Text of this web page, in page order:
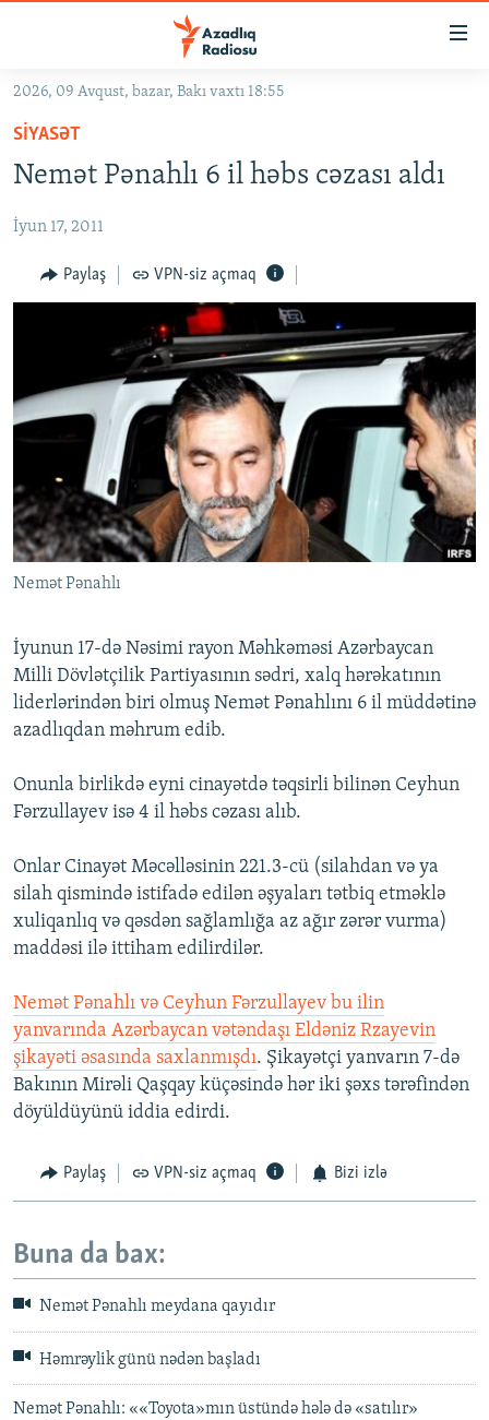
Əsas
qayıt
Əsas
qayıt
GÜNDƏM
#ƏSLINDƏ
FƏRQƏ BAX
ARAŞDIRMA
MULTIMEDIA
VIDEO
FOTOQALEREYA
İNFOQRAFIKA
KARIKATURA
RADIO ARXIV
OXU ZALI
AZƏRBAYCAN ƏDƏBIYYATI KITABXANASI
İSLAM VƏ DEMOKRATIYA
İZ - MƏDƏNIYYƏT PROQRAMI
HAQQIMIZDA
MISSIYAMIZ
PEŞƏ ETIKASI VƏ JURNALISTIKA STANDARTLARIMIZ
MATERIALLARIMIZDAN ISTIFADƏ
BIZIMLƏ ƏLAQƏ
XƏBƏR BÜLLETENLƏRIMIZ
BIZI IZLƏ
2026, 09 Avqust, bazar, Bakı vaxtı 18:55
SIYASƏT
Nemət Pənahlı 6 il həbs cəzası aldı
İyun 17, 2011
Paylaş VPN-siz açmaq
Nemət Pənahlı
İyunun 17-də Nəsimi rayon Məhkəməsi Azərbaycan
Milli Dövlətçilik Partiyasının sədri, xalq hərəkatının
liderlərindən biri olmuş Nemət Pənahlını 6 il müddətinə
azadlıqdan məhrum edib.
Onunla birlikdə eyni cinayətdə təqsirli bilinən Ceyhun
Fərzullayev isə 4 il həbs cəzası alıb.
Onlar Cinayət Məcəlləsinin 221.3-cü (silahdan və ya
silah qismində istifadə edilən əşyaları tətbiq etməklə
xuliqanlıq və qəsdən sağlamlığa az ağır zərər vurma)
maddəsi ilə ittiham edilirdilər.
Nemət Pənahlı və Ceyhun Fərzullayev bu ilin
yanvarında Azərbaycan vətəndaşı Eldəniz Rzayevin
şikayəti əsasında saxlanmışdı. Şikayətçi yanvarın 7-də
Bakının Mirəli Qaşqay küçəsində hər iki şəxs tərəfindən
döyüldüyünü iddia edirdi.
Paylaş VPN-siz açmaq Bizi izlə
Buna da bax:
Nemət Pənahlı meydana qayıdır
Həmrəylik günü nədən başladı
Nemət Pənahlı: ««Toyota»mın üstündə hələ də «satılır»